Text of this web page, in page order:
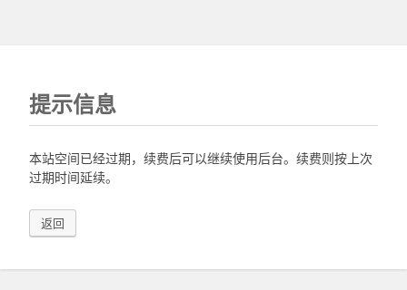
提示信息
本站空间已经过期，续费后可以继续使用后台。续费则按上次
过期时间延续。
返回